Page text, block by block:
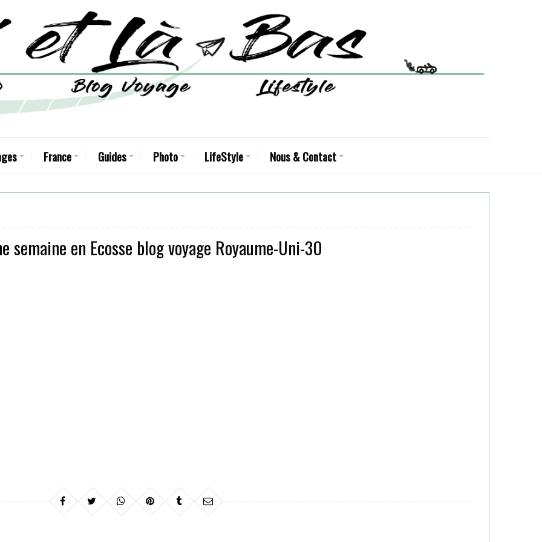
France Guides Photo LifeStyle Nous & Contact
semaine en Ecosse blog voyage Royaume-Uni-30